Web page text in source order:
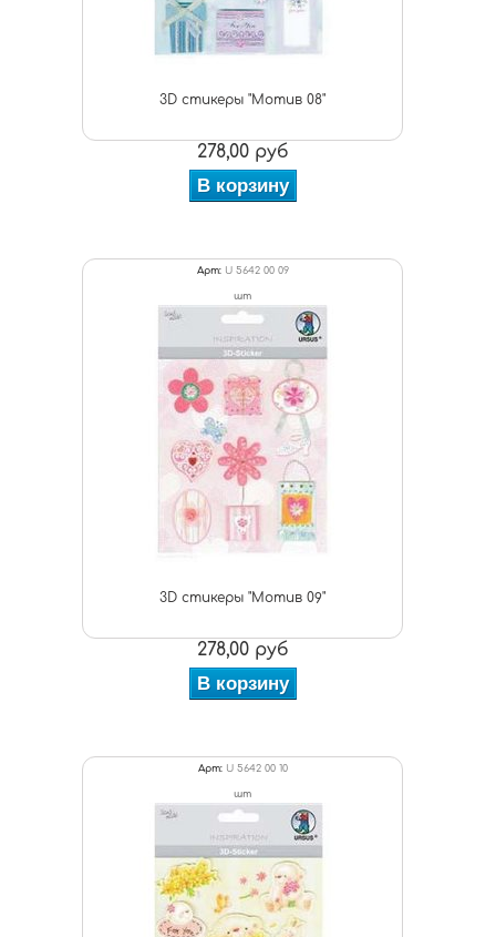
3D стикеры "Мотив 08"
278,00 руб
В корзину
Арт: U 5642 00 09
шт
3D стикеры "Мотив 09"
278,00 руб
В корзину
Арт: U 5642 00 10
шт